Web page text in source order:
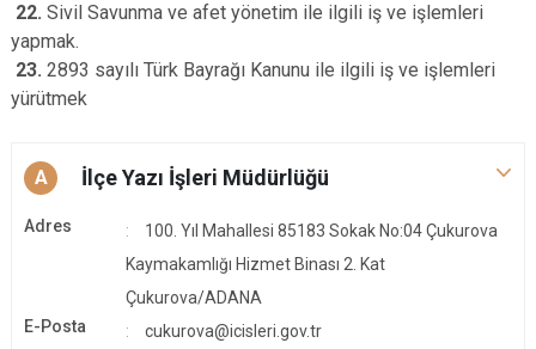
22. Sivil Savunma ve afet yönetim ile ilgili iş ve işlemleri
yapmak.
23. 2893 sayılı Türk Bayrağı Kanunu ile ilgili iş ve işlemleri
yürütmek
A İlçe Yazı İşleri Müdürlüğü
Adres
100. Yıl Mahallesi 85183 Sokak No:04 Çukurova
Kaymakamlığı Hizmet Binası 2. Kat
Çukurova/ADANA
E-Posta
cukurova@icisleri.gov.tr